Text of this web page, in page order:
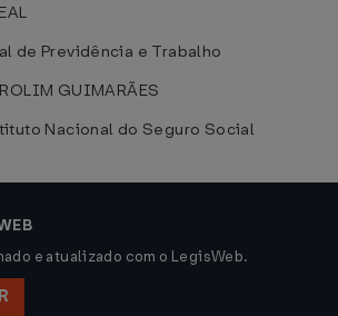
de Previdência e Trabalho
GUIMARÃES
Nacional do Seguro Social
e atualizado com o LegisWeb.